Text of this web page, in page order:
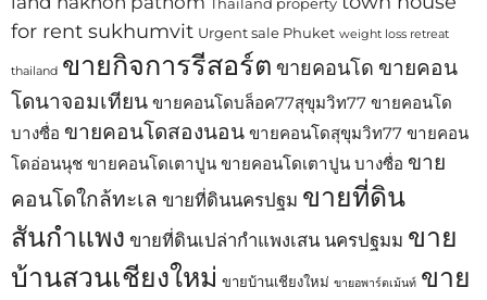
for rent sukhumvit Urgent sale Phuket weight loss retreat
thailand ขายกิจการรีสอร์ต ขายคอนโด ขายคอน
โดนาจอมเทียน ขายคอนโดบล็อค77สุขุมวิท77 ขายคอนโด
บางซื่อ ขายคอนโดสองนอน ขายคอนโดสุขุมวิท77 ขายคอน
โดอ่อนนุช ขายคอนโดเตาปูน ขายคอนโดเตาปูน บางซื่อ ขาย
คอนโดใกล้ทะเล ขายที่ดินนครปฐม ขายที่ดิน
สันกำแพง ขายที่ดินเปล่ากำแพงเสน นครปฐมม ขาย
บ้านสวนเชียงใหม่ ขายบ้านเชียงใหม่ ขายอพาร์ตเม้นท์ ขาย